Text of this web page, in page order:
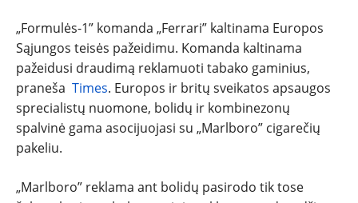
NAUDOTI
REPORTAŽAI
SPORTAS
„Formulės-1” komanda „Ferrari” kaltinama Europos
Sąjungos teisės pažeidimu. Komanda kaltinama
pažeidusi draudimą reklamuoti tabako gaminius,
praneša Times. Europos ir britų sveikatos apsaugos
sprecialistų nuomone, bolidų ir kombinezonų
spalvinė gama asocijuojasi su „Marlboro” cigarečių
pakeliu.
„Marlboro” reklama ant bolidų pasirodo tik tose